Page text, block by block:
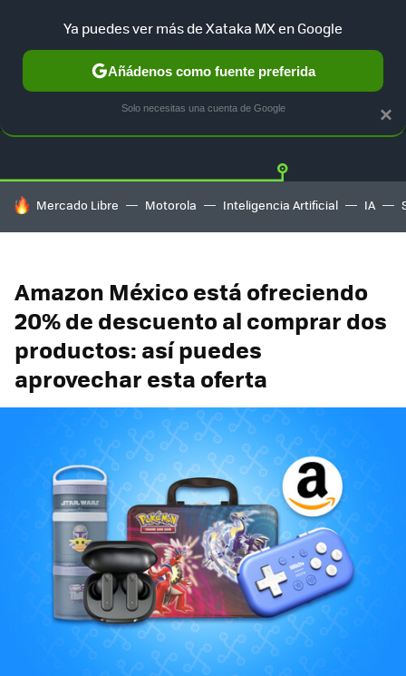
GUÍA DE COMPRAS MERCADO LIBRE
HOY SE HABLA DE
Mercado Libre Motorola Inteligencia Artificial IA
Amazon México está ofreciendo
20% de descuento al comprar dos
productos: así puedes
aprovechar esta oferta
×
Ya puedes ver más de Xataka MX en Google
Añádenos como fuente preferida
Solo necesitas una cuenta de Google